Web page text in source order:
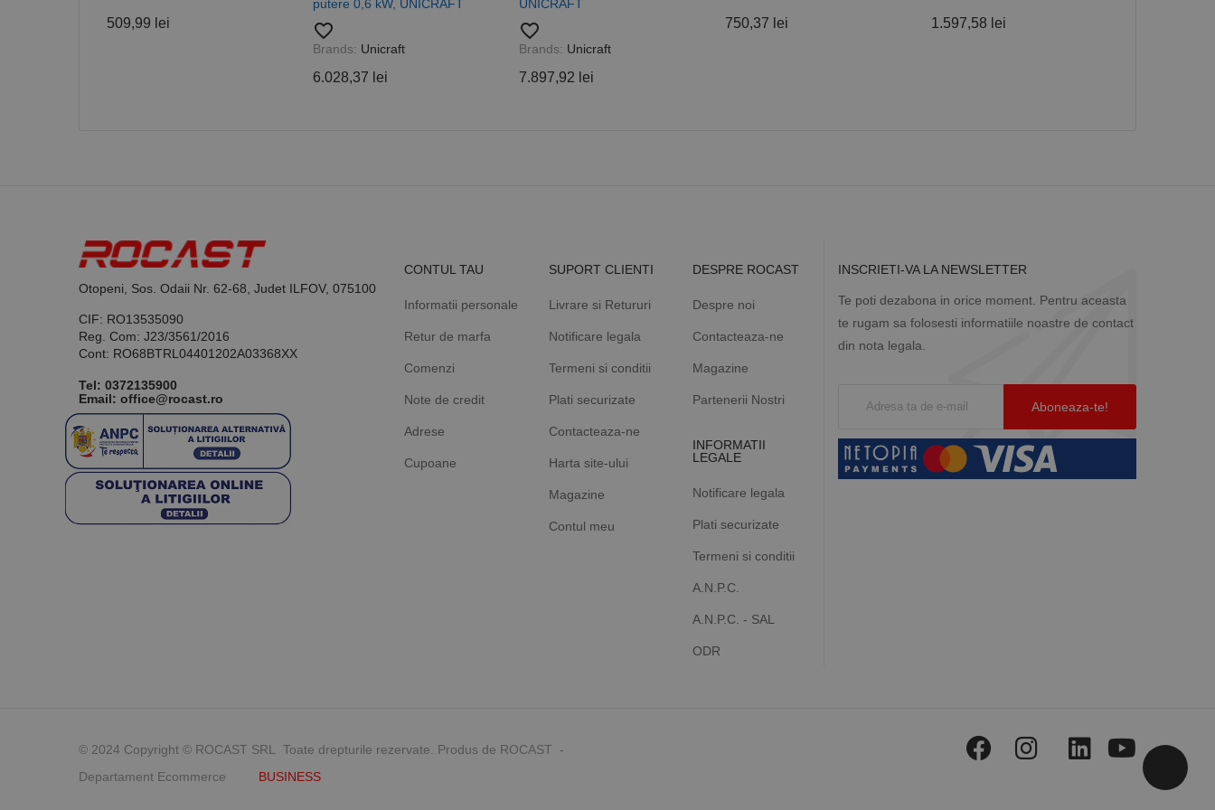
509,99 lei
putere 0,6 kW, UNICRAFT
favorite_border
Brands: Unicraft
6.028,37 lei
UNICRAFT
favorite_border
Brands: Unicraft
7.897,92 lei
750,37 lei 1.597,58 lei
Otopeni, Sos. Odaii Nr. 62-68, Judet ILFOV, 075100
CIF: RO13535090
Reg. Com: J23/3561/2016
Cont: RO68BTRL04401202A03368XX
Tel: 0372135900
Email: office@rocast.ro
CONTUL TAU
Informatii personale
Retur de marfa
Comenzi
Note de credit
Adrese
Cupoane
SUPORT CLIENTI
Livrare si Retururi
Notificare legala
Termeni si conditii
Plati securizate
Contacteaza-ne
Harta site-ului
Magazine
Contul meu
DESPRE ROCAST
Despre noi
Contacteaza-ne
Magazine
Partenerii Nostri
INFORMATII
LEGALE
Notificare legala
Plati securizate
Termeni si conditii
A.N.P.C.
A.N.P.C. - SAL
ODR
INSCRIETI-VA LA NEWSLETTER
Te poti dezabona in orice moment. Pentru aceasta
te rugam sa folosesti informatiile noastre de contact
din nota legala.
© 2024 Copyright © ROCAST SRL Toate drepturile rezervate. Produs de ROCAST -
Departament Ecommerce BUSINESS
sesiuni și campanii pentru rapoartele de analiză a site-urilor.
_ga_DLLLWQBGGX
Acest cookie este folosit de Google Analytics pentru a persista starea sesiunii.